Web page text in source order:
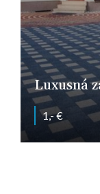
Luxusná
1,- €